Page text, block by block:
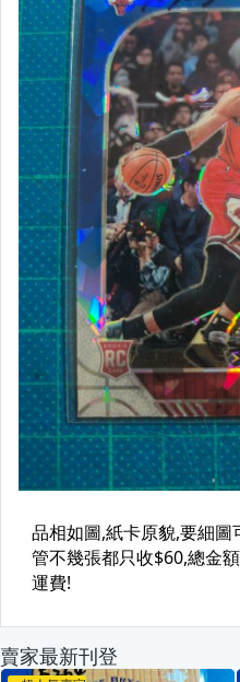
賣家最新刊登